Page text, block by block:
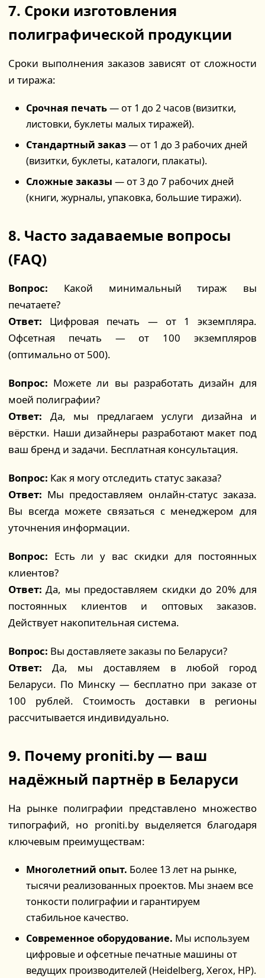
7. Сроки изготовления
полиграфической продукции
Сроки выполнения заказов зависят от сложности
и тиража:
Срочная печать— от 1 до 2 часов (визитки,
листовки, буклеты малых тиражей).
Стандартный заказ— от 1 до 3 рабочих дней
(визитки, буклеты, каталоги, плакаты).
Сложные заказы — от 3 до 7 рабочих дней
(книги, журналы, упаковка, большие тиражи).
8. Часто задаваемые вопросы
(FAQ)
Вопрос: Какой минимальный тираж вы
печатаете?
Ответ: Цифровая печать — от 1 экземпляра.
Офсетная печать — от 100 экземпляров
(оптимально от 500).
Вопрос: Можете ли вы разработать дизайн для
моей полиграфии?
Ответ: Да, мы предлагаем услуги дизайна и
вёрстки. Наши дизайнеры разработают макет под
ваш бренд и задачи. Бесплатная консультация.
Вопрос: Как я могу отследить статус заказа?
Ответ: Мы предоставляем онлайн-статус заказа.
Вы всегда можете связаться с менеджером для
уточнения информации.
Вопрос: Есть ли у вас скидки для постоянных
клиентов?
Ответ: Да, мы предоставляем скидки до 20% для
постоянных клиентов и оптовых заказов.
Действует накопительная система.
Вопрос: Вы доставляете заказы по Беларуси?
Ответ: Да, мы доставляем в любой город
Беларуси. По Минску — бесплатно при заказе от
100 рублей. Стоимость доставки в регионы
рассчитывается индивидуально.
9. Почему proniti.by — ваш
надёжный партнёр в Беларуси
На рынке полиграфии представлено множество
типографий, но proniti.by выделяется благодаря
ключевым преимуществам:
Многолетний опыт. Более 13 лет на рынке,
тысячи реализованных проектов. Мы знаем все
тонкости полиграфии и гарантируем
стабильное качество.
Современное оборудование. Мы используем
цифровые и офсетные печатные машины от
ведущих производителей (Heidelberg, Xerox, HP).